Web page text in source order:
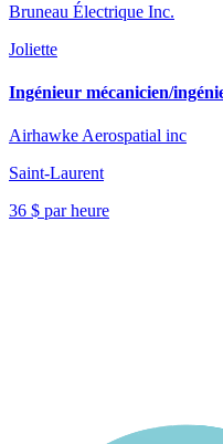
Bruneau Électrique Inc.
Joliette
Ingénieur mécanicien/
Airhawke Aerospatial inc
Saint-Laurent
36 $ par heure